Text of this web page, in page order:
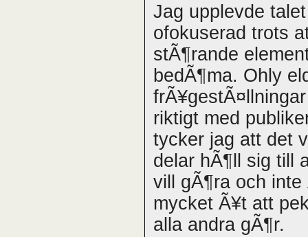
Jag upplevde
ofokuserad trots
stÃ¶rande
bedÃ¶ma. Ohly
riktigt med
tycker jag att det
delar hÃ¶ll sig till
vill gÃ¶ra och
mycket Ã¥t att
alla andra gÃ¶r.